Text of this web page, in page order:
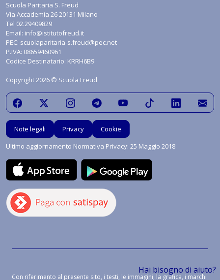
Hai bisogno di aiuto?
Scuola Paritaria S. Freud
Via Accademia 26 20131 Milano
Tel 02.29409829
Email: info@istitutofreud.it
PEC: scuolaparitaria-s.freud@pec.net
P.IVA: 08659460961
Codice Destinatario: KRRH6B9
Copyright 2026 © Scuola Freud
Note legali Privacy
Cookie
Ultimo aggiornamento Normativa Privacy: 25 Maggio 2018
Con riferimento al presente sito, i testi, le immagini, la grafica, i marchi